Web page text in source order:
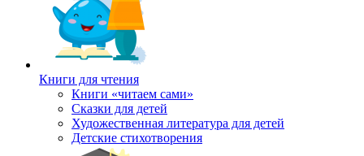
Книги для чтения
Книги «читаем сами»
Сказки для детей
Художественная литература для детей
Детские стихотворения